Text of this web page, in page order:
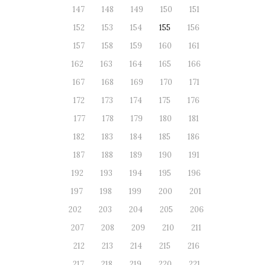
147
148 149 150
151
152
153 154 155
156
157
158 159 160
161
162
163 164 165
166
167
168 169 170
171
172
173 174 175
176
177
178 179 180
181
182
183 184 185
186
187
188 189 190
191
192
193 194 195
196
197
198 199 200
201
202
203 204 205
206
207
208 209 210
211
212
213 214 215
216